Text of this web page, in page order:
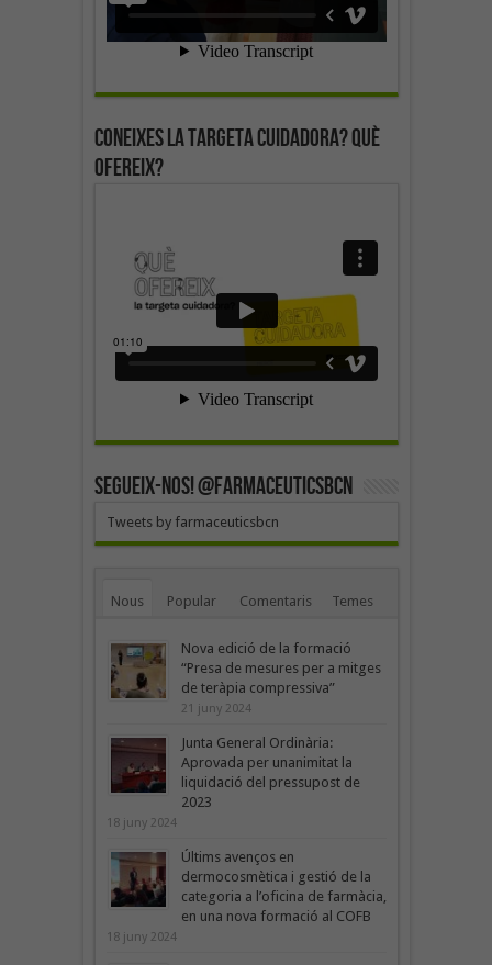
Coneixes la targeta cuidadora? Què
ofereix?
SEGUEIX-NOS! @farmaceuticsbcn
Tweets by farmaceuticsbcn
Nous Popular Comentaris Temes
Nova edició de la formació
“Presa de mesures per a mitges
de teràpia compressiva”
21 juny 2024
Junta General Ordinària:
Aprovada per unanimitat la
liquidació del pressupost de
2023
18 juny 2024
Últims avenços en
dermocosmètica i gestió de la
categoria a l’oficina de farmàcia,
en una nova formació al COFB
18 juny 2024